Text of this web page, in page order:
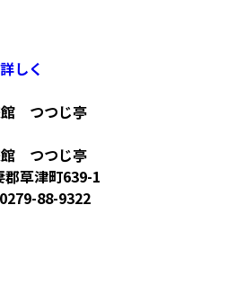
しく
草津町639-1
88-9322